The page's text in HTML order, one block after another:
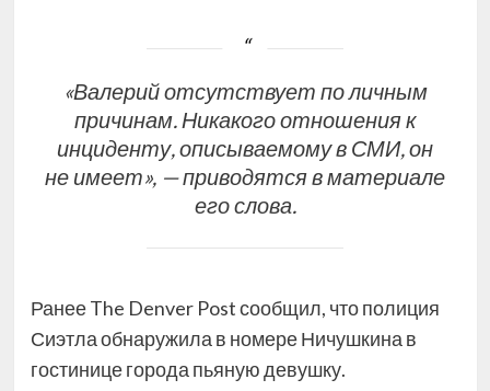
«Валерий отсутствует по личным
причинам. Никакого отношения к
инциденту, описываемому в СМИ, он
не имеет», — приводятся в материале
его слова.
Ранее The Denver Post сообщил, что полиция
Сиэтла обнаружила в номере Ничушкина в
гостинице города пьяную девушку.